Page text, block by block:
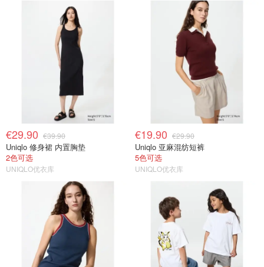
€29.90 €39.90
Uniqlo 修身裙 内置胸垫
2色可选
UNIQLO优衣库
€19.90 €29.90
Uniqlo 亚麻混纺短裤
5色可选
UNIQLO优衣库